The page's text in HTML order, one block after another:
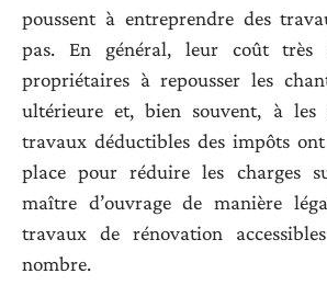
poussent à entreprendre des
pas. En général, leur coût très
propriétaires à repousser les
ultérieure et, bien souvent, à les
travaux déductibles des impôts
place pour réduire les charges
maître d’ouvrage de manière
travaux de rénovation
nombre.